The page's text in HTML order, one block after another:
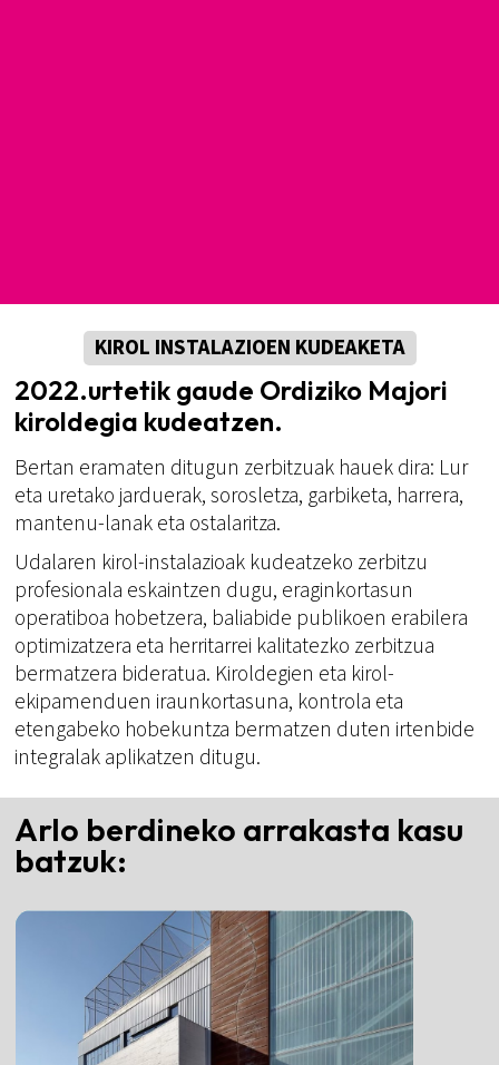
KIROL INSTALAZIOEN KUDEAKETA
2022.urtetik gaude Ordiziko Majori
kiroldegia kudeatzen.
Bertan eramaten ditugun zerbitzuak hauek dira: Lur
eta uretako jarduerak, sorosletza, garbiketa, harrera,
mantenu-lanak eta ostalaritza.
Udalaren kirol-instalazioak kudeatzeko zerbitzu
profesionala eskaintzen dugu, eraginkortasun
operatiboa hobetzera, baliabide publikoen erabilera
optimizatzera eta herritarrei kalitatezko zerbitzua
bermatzera bideratua. Kiroldegien eta kirol-
ekipamenduen iraunkortasuna, kontrola eta
etengabeko hobekuntza bermatzen duten irtenbide
integralak aplikatzen ditugu.
Arlo berdineko arrakasta kasu
batzuk: